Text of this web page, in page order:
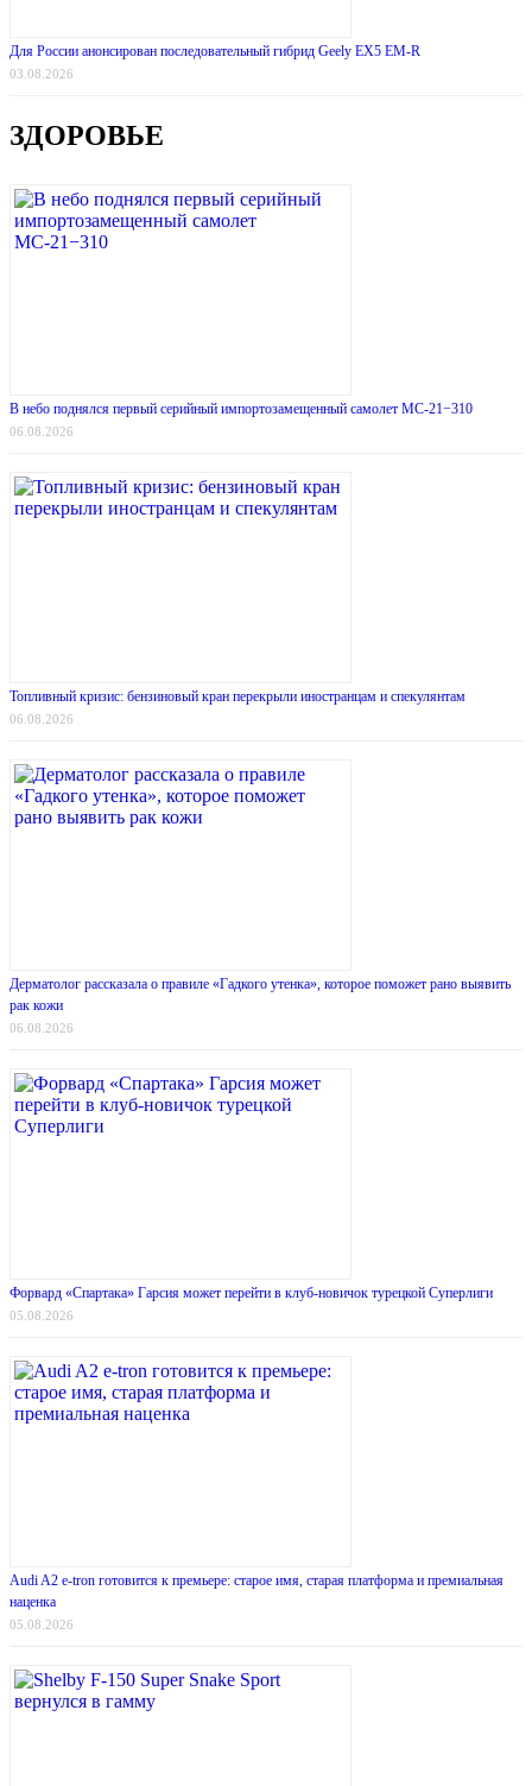
Для России анонсирован последовательный гибрид Geely EX5 EM-R
03.08.2026
ЗДОРОВЬЕ
В небо поднялся первый серийный импортозамещенный самолет МС-21−310
06.08.2026
Топливный кризис: бензиновый кран перекрыли иностранцам и спекулянтам
06.08.2026
Дерматолог рассказала о правиле «Гадкого утенка», которое поможет рано выявить
рак кожи
06.08.2026
Форвард «Спартака» Гарсия может перейти в клуб-новичок турецкой Суперлиги
05.08.2026
Audi A2 e-tron готовится к премьере: старое имя, старая платформа и премиальная
наценка
05.08.2026